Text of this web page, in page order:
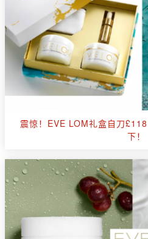
震惊！EVE LOM礼盒自刀
下！